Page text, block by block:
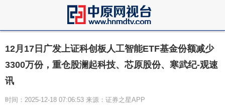
12月17日广发上证科创板人工智能ETF基金份额减少
3300万份，重仓股澜起科技、芯原股份、寒武纪-观速
讯
时间：2025-12-18 07:06:53 来源：证券之星APP